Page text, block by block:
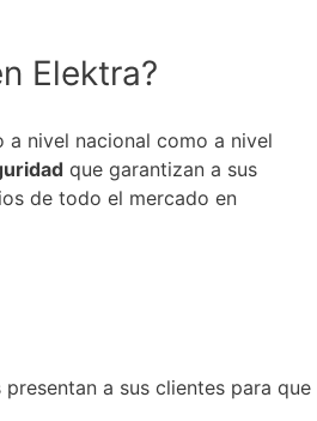
Elektra?
nivel nacional como a nivel
que garantizan a sus
de todo el mercado en
presentan a sus clientes para que